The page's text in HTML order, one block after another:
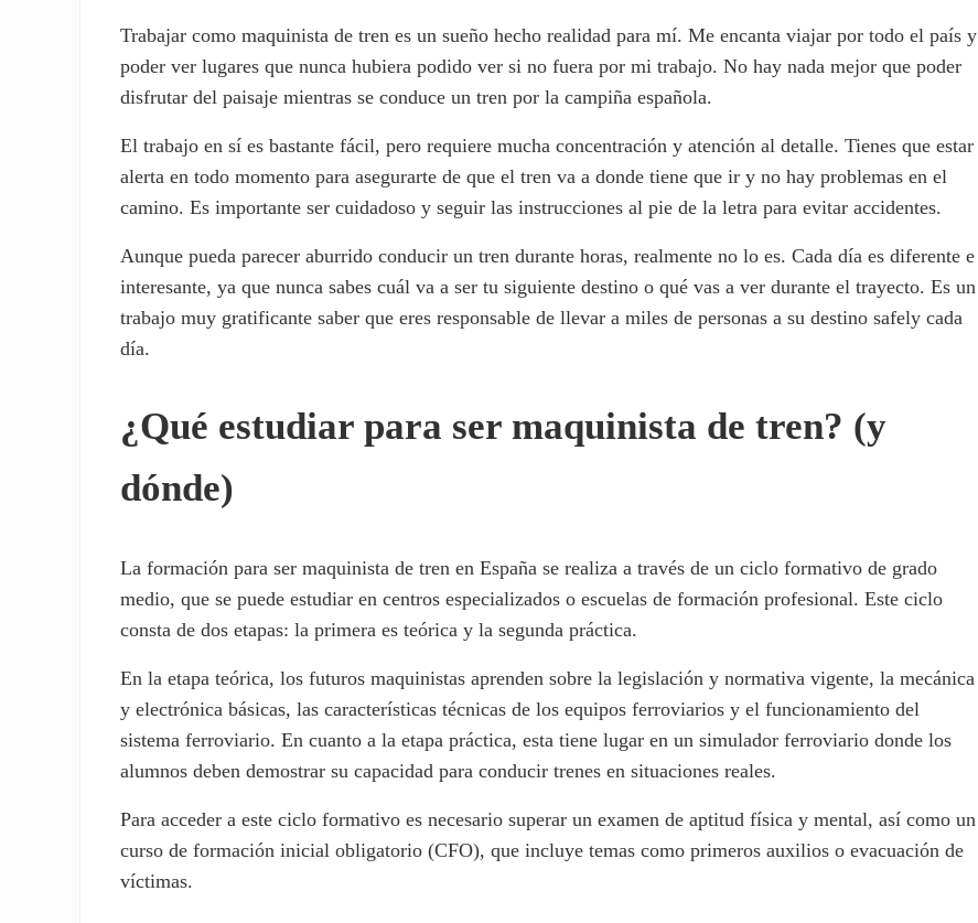
Trabajar como maquinista de tren es un sueño hecho realidad para mí. Me encanta viajar por todo el país y
poder ver lugares que nunca hubiera podido ver si no fuera por mi trabajo. No hay nada mejor que poder
disfrutar del paisaje mientras se conduce un tren por la campiña española.
El trabajo en sí es bastante fácil, pero requiere mucha concentración y atención al detalle. Tienes que estar
alerta en todo momento para asegurarte de que el tren va a donde tiene que ir y no hay problemas en el
camino. Es importante ser cuidadoso y seguir las instrucciones al pie de la letra para evitar accidentes.
Aunque pueda parecer aburrido conducir un tren durante horas, realmente no lo es. Cada día es diferente e
interesante, ya que nunca sabes cuál va a ser tu siguiente destino o qué vas a ver durante el trayecto. Es un
trabajo muy gratificante saber que eres responsable de llevar a miles de personas a su destino safely cada
día.
¿Qué estudiar para ser maquinista de tren? (y
dónde)
La formación para ser maquinista de tren en España se realiza a través de un ciclo formativo de grado
medio, que se puede estudiar en centros especializados o escuelas de formación profesional. Este ciclo
consta de dos etapas: la primera es teórica y la segunda práctica.
En la etapa teórica, los futuros maquinistas aprenden sobre la legislación y normativa vigente, la mecánica
y electrónica básicas, las características técnicas de los equipos ferroviarios y el funcionamiento del
sistema ferroviario. En cuanto a la etapa práctica, esta tiene lugar en un simulador ferroviario donde los
alumnos deben demostrar su capacidad para conducir trenes en situaciones reales.
Para acceder a este ciclo formativo es necesario superar un examen de aptitud física y mental, así como un
curso de formación inicial obligatorio (CFO), que incluye temas como primeros auxilios o evacuación de
víctimas.